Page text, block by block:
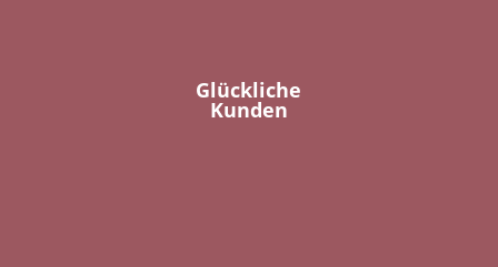
Glückliche
Kunden